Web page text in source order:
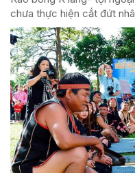
chưa thực hiện cắt đứt